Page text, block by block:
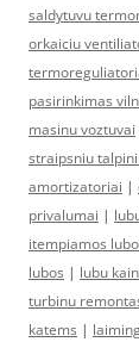
saldytuvu
orkaiciu
pasirinkimas
masinu voztuvai
straipsniu
amortizatoriai |
privalumai |
itempiamos
lubos | lubu
turbinu
katems |